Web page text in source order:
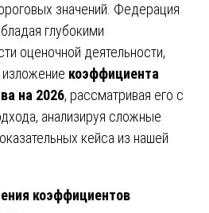
значений. Федерация
глубокими
оценочной деятельности,
коэффициента
на 2026, рассматривая его с
анализируя сложные
кейса из нашей
коэффициентов